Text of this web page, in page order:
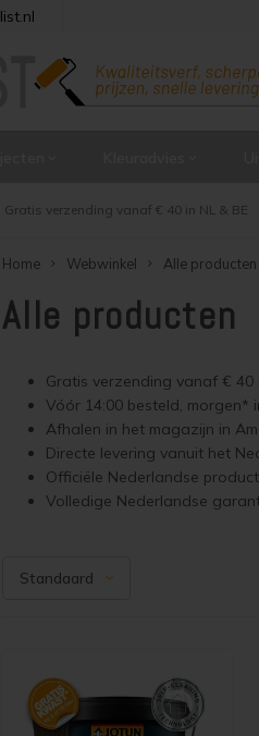
Gratis verzending vanaf € 40 in NL & BE
Home Webwinkel Alle producten
Alle producten
Gratis verzending vanaf € 40
Vóór 14:00 besteld, morgen*
Afhalen in het magazijn in
Directe levering vanuit het
Officiële Nederlandse
Volledige Nederlandse
Standaard